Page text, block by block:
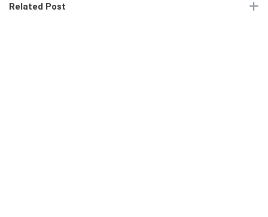
Related Post